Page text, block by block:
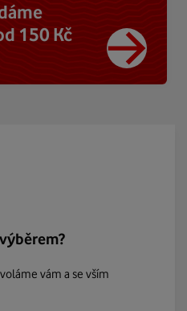
150 Kč
vám a se vším